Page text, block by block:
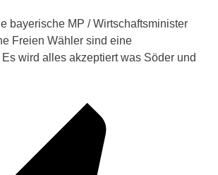
bayerische MP / Wirtschaftsminister
Freien Wähler sind eine
wird alles akzeptiert was Söder und